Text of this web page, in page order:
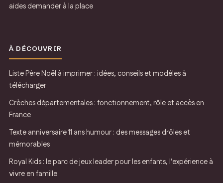
aides demander à la place
À DÉCOUVRIR
Liste Père Noël à imprimer : idées, conseils et modèles à
télécharger
Crèches départementales : fonctionnement, rôle et accès en
France
Texte anniversaire 11 ans humour : des messages drôles et
mémorables
Royal Kids : le parc de jeux leader pour les enfants, l’expérience à
vivre en famille